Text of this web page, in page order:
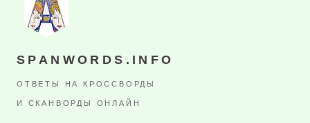
SPANWORDS.INFO
ОТВЕТЫ НА КРОССВОРДЫ
И СКАНВОРДЫ ОНЛАЙН